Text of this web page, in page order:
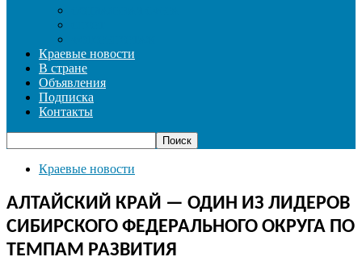
Краевые новости
В стране
Объявления
Подписка
Контакты
Краевые новости
АЛТАЙСКИЙ КРАЙ — ОДИН ИЗ ЛИДЕРОВ
СИБИРСКОГО ФЕДЕРАЛЬНОГО ОКРУГА ПО
ТЕМПАМ РАЗВИТИЯ